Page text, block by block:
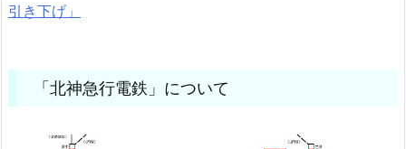
引き下げ」
「北神急行電鉄」について